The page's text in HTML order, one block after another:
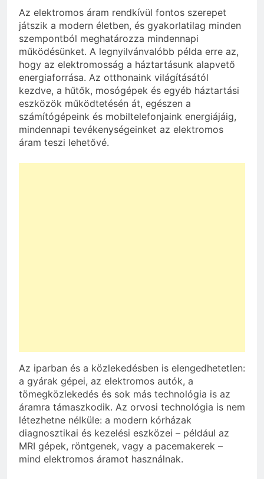
Az elektromos áram rendkívül fontos szerepet
játszik a modern életben, és gyakorlatilag minden
szempontból meghatározza mindennapi
működésünket. A legnyilvánvalóbb példa erre az,
hogy az elektromosság a háztartásunk alapvető
energiaforrása. Az otthonaink világításától
kezdve, a hűtők, mosógépek és egyéb háztartási
eszközök működtetésén át, egészen a
számítógépeink és mobiltelefonjaink energiájáig,
mindennapi tevékenységeinket az elektromos
áram teszi lehetővé.
Az iparban és a közlekedésben is elengedhetetlen:
a gyárak gépei, az elektromos autók, a
tömegközlekedés és sok más technológia is az
áramra támaszkodik. Az orvosi technológia is nem
létezhetne nélküle: a modern kórházak
diagnosztikai és kezelési eszközei – például az
MRI gépek, röntgenek, vagy a pacemakerek –
mind elektromos áramot használnak.